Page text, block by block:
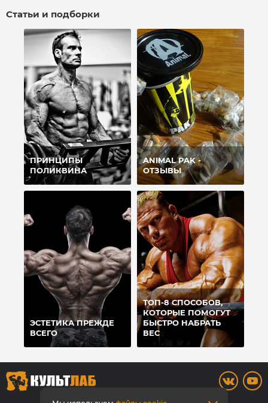
Статьи и подборки
ПРИНЦИПЫ
ПОЛИКВИНА
ANIMAL PAK -
ОТЗЫВЫ
ЭСТЕТИКА ПРЕЖДЕ
ВСЕГО
ТОП-8 СПОСОБОВ,
КОТОРЫЕ ПОМОГУТ
БЫСТРО НАБРАТЬ
ВЕС
8 (3842) 446-373